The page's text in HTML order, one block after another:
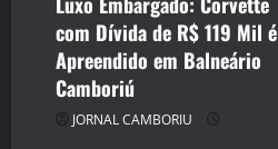
n
com Dívida de R$ 119 Mil é
Apreendido em Balneário
Camboriú
JORNAL CAMBORIU